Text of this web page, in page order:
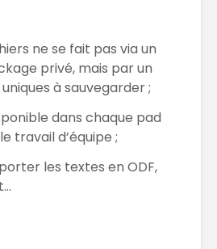
ne se fait pas via un
privé, mais par un
uniques à sauvegarder ;
dans chaque pad
travail d’équipe ;
les textes en ODF,